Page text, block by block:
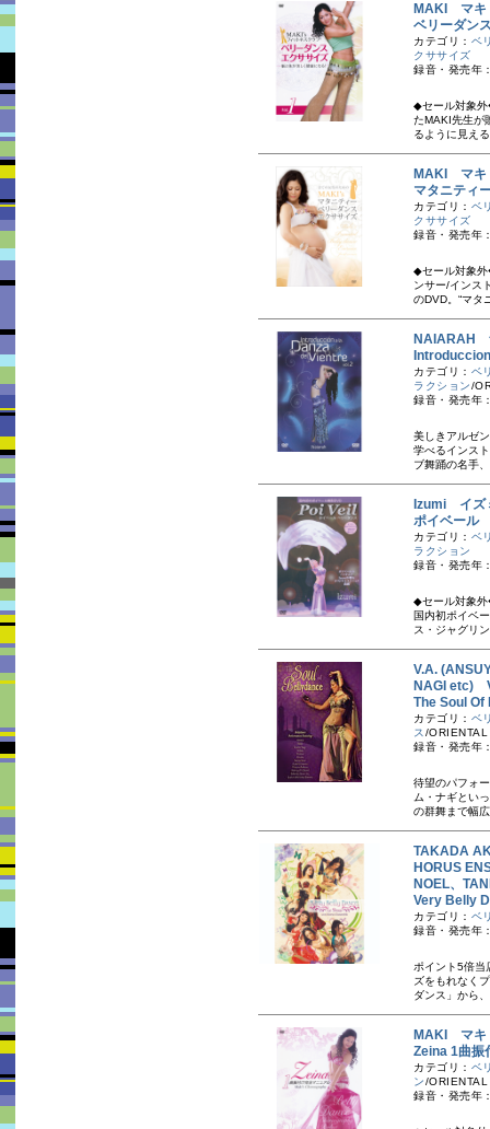
MAKI マキ
ベリーダン
カテゴリ： ベ
クササイズ
録音・発売年
◆セール対象外
たMAKI先生が
るように見え
MAKI マキ
マタニティ
カテゴリ： ベ
クササイズ
録音・発売年
◆セール対象外
ンサー/インス
のDVD。“マタ
NAIARAH
カテゴリ： ベ
ラクション/
録音・発売年
美しきアルゼ
学べるインス
ブ舞踊の名手
Izumi イズ
ポイベー
カテゴリ： ベ
ラクション
録音・発売年
◆セール対象外
国内初ポイベ
ス・ジャグリ
V.A.
NAGI etc)
The Soul
カテゴリ： ベ
ス /ORIENTAL
録音・発売年
待望のパフォ
ム・ナギとい
の群舞まで幅
TAKADA
HORUS
NOEL、
Very Belly
カテゴリ： ベ
録音・発売年
ポイント5倍当
ズをもれなく
ダンス」から
MAKI マキ
Zeina 1曲
カテゴリ： ベ
ン/ORIENTAL
録音・発売年